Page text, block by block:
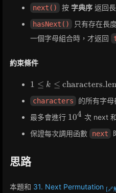
next() 按 字典序 返回
hasNext() 只有存在長
一個字母組合時，才返回
約束條件
1 \leq k \leq
\leq 15
1 ≤ k ≤
characters 的所有字母
最多會進行 10^4
104 次 next
保證每次調用函數
next
思路
本題和 31. Next Permutation [🔗